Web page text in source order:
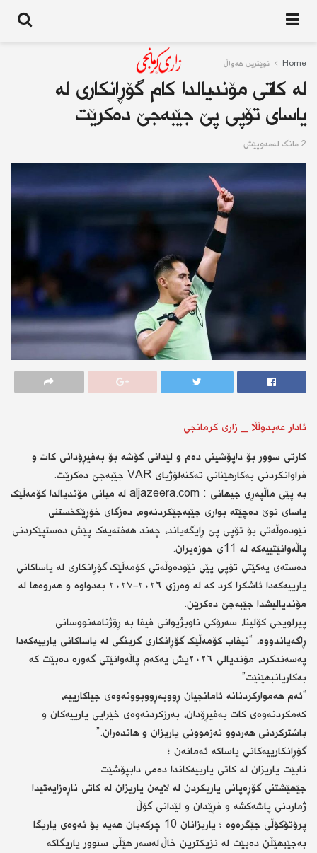
Home نوێترین هەواڵ
لە کاتی مۆندیالدا کام گۆڕانکاری لە
یاسای تۆپی پێ جێبەجێ دەکرێت
2 مانگ له‌مه‌وپێش
ئادار عەبدوڵڵا _ زاری کرمانجی
کارتی سوور بۆ داپۆشینی دەم و لێدانی گۆشە بۆ بەفیڕۆدانی کات و
فراوانکردنی بەکارهێنانی تەکنەلۆژیای VAR جێبەجێ دەکرێت.
بە پێی ماڵپەڕی جیهانی : aljazeera.com لە میانی مۆندیالدا کۆمەڵێک
یاسای نوێ دەچێتە بواری جێبەجێکردنەوە، دەزگای خۆڕێکخستنی
نێودەوڵەتی بۆ تۆپی پێ ڕایگەیاند، چەند هەفتەیەک پێش دەستپێکردنی
پاڵەوانێتییەکە لە 11ی حوزەیران.
دەستەی یەکێتی تۆپی پێی نێودەوڵەتی کۆمەڵێک گۆڕانکاری لە یاساکانی
یارییەکەدا ئاشکرا کرد کە لە وەرزی ٢٠٢٦-٢٠٢٧ بەدواوە و هەروەها لە
مۆندیالیشدا جێبەجێ دەکرێن.
پیرلویجی کۆلینا، سەرۆکی ناوبژیوانی فیفا بە ڕۆژنامەنووسانی
ڕاگەیاندووە، “ئیفاب کۆمەڵێک گۆڕانکاری گرینگی لە یاساکانی یارییەکەدا
پەسەندکرد، مۆندیالی ٢٠٢٦یش یەکەم پاڵەوانێتی گەورە دەبێت کە
بەکاریانبهێنێت”.
“ئەم هەموارکردنانە ئامانجیان ڕووبەڕووبوونەوەی جیاکارییە،
کەمکردنەوەی کات بەفیڕۆدان، بەرزکردنەوەی خێرایی یارییەکان و
باشترکردنی هەردوو ئەزموونی یاریزان و هاندەران.”
گۆڕانکارییەکانی یاساکە ئەمانەن ؛
نابێت یاریزان لە کاتی یارییەکاندا دەمی دابپۆشێت
جێهێشتنی گۆڕەپانی یاریکردن لە لایەن یاریزان لە کاتی ناڕەزایەتیدا
ژماردنی پاشەکشە و فڕێدان و لێدانی گۆڵ
پرۆتۆکۆڵی جێگرەوە ؛ یاریزانان 10 چرکەیان هەیە بۆ ئەوەی یاریگا
بەجێبهێڵن دەبێت لە نزیکترین خاڵ لەسەر هێڵی سنوور یاریگاکە